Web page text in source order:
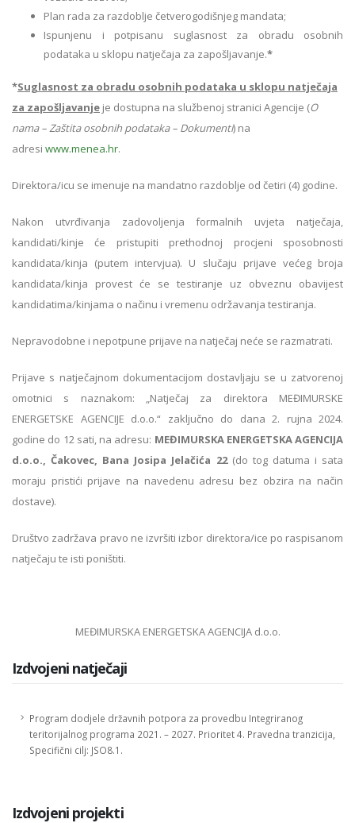
Plan rada za razdoblje četverogodišnjeg mandata;
Ispunjenu i potpisanu suglasnost za obradu osobnih
podataka u sklopu natječaja za zapošljavanje.*
*Suglasnost za obradu osobnih podataka u sklopu natječaja
za zapošljavanje je dostupna na službenoj stranici Agencije (O
nama – Zaštita osobnih podataka – Dokumenti) na
adresi www.menea.hr.
Direktora/icu se imenuje na mandatno razdoblje od četiri (4) godine.
Nakon utvrđivanja zadovoljenja formalnih uvjeta natječaja,
kandidati/kinje će pristupiti prethodnoj procjeni sposobnosti
kandidata/kinja (putem intervjua). U slučaju prijave većeg broja
kandidata/kinja provest će se testiranje uz obveznu obavijest
kandidatima/kinjama o načinu i vremenu održavanja testiranja.
Nepravodobne i nepotpune prijave na natječaj neće se razmatrati.
Prijave s natječajnom dokumentacijom dostavljaju se u zatvorenoj
omotnici s naznakom: „Natječaj za direktora MEĐIMURSKE
ENERGETSKE AGENCIJE d.o.o.“ zaključno do dana 2. rujna 2024.
godine do 12 sati, na adresu: MEĐIMURSKA ENERGETSKA AGENCIJA
d.o.o., Čakovec, Bana Josipa Jelačića 22(do tog datuma i sata
moraju pristići prijave na navedenu adresu bez obzira na način
dostave).
Društvo zadržava pravo ne izvršiti izbor direktora/ice po raspisanom
natječaju te isti poništiti.
MEĐIMURSKA ENERGETSKA AGENCIJA d.o.o.
Izdvojeni natječaji
Program dodjele državnih potpora za provedbu Integriranog
teritorijalnog programa 2021. – 2027. Prioritet 4. Pravedna tranzicija,
Specifični cilj: JSO8.1.
Izdvojeni projekti